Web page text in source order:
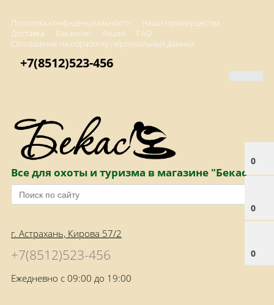
Политика конфиденциальности
Наши преимущества
Доставка
Вакансии Акции
FAQ
Соглашение на обработку персональных данных
0
0
0
+7(8512)523-456
Все для охоты и туризма в магазине "Бекас"
г. Астрахань, Кирова 57/2
+7(8512)523-456
Ежедневно с 09:00 до 19:00